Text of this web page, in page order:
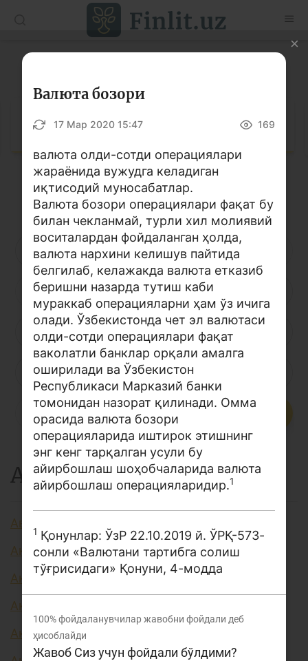
Рус
Мақолалар
Ўқув қўлланмалар
Молиявий саводхонлик бўйича китоблар
Видео
Лойиҳалар
Интерактив хизматлар
Фотогалерея
Лойиҳа ҳақида
Кенгайтирилган қидирув
Сайт харитаси
Луғат
Кирилл алифбоси Лотин алифбоси
А Б В Г Ғ Д
Ё Ж З И Й
Л М Н О П Р
Т У Ў Ү Ф
Ю
А
Авторизация
Аккредитив
Активлар
Акция
Акция курси
Валюта бозори
17 Мар 2020 15:47 169
валюта олди-сотди операциялари
жараёнида вужудга келадиган
иқтисодий муносабатлар.
Валюта бозори операциялари фақат бу
билан чекланмай, турли хил молиявий
воситалардан фойдаланган ҳолда,
валюта нархини келишув пайтида
белгилаб, келажакда валюта етказиб
беришни назарда тутиш каби
мураккаб операцияларни ҳам ўз ичига
олади. Ўзбекистонда чет эл валютаси
олди-сотди операциялари фақат
ваколатли банклар орқали амалга
оширилади ва Ўзбекистон
Республикаси Марказий банки
томонидан назорат қилинади. Омма
орасида валюта бозори
операцияларида иштирок этишнинг
энг кенг тарқалган усули бу
айирбошлаш шоҳобчаларида валюта
айирбошлаш операцияларидир.1
1 Қонунлар: ЎзР 22.10.2019 й. ЎРҚ-573-
сонли «Валютани тартибга солиш
тўғрисидаги» Қонуни, 4-модда
100%фойдаланувчилар жавобни фойдали деб
ҳисоблайди
Жавоб Сиз учун фойдали бўлдими?